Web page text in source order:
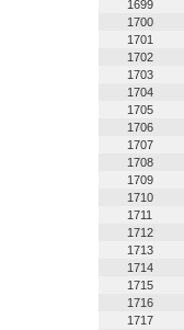
1699
1700
1701
1702
1703
1704
1705
1706
1707
1708
1709
1710
1711
1712
1713
1714
1715
1716
1717